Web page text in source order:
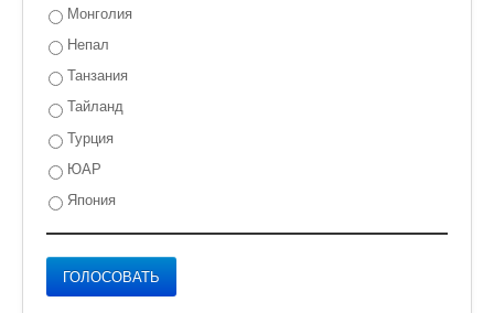
Монголия
Непал
Танзания
Тайланд
Турция
ЮАР
Япония